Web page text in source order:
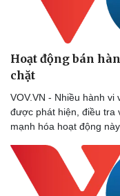
Hoạt động bán
chặt
VOV.VN - Nhiều hành vi
được phát hiện, điều tra
mạnh hóa hoạt động này.